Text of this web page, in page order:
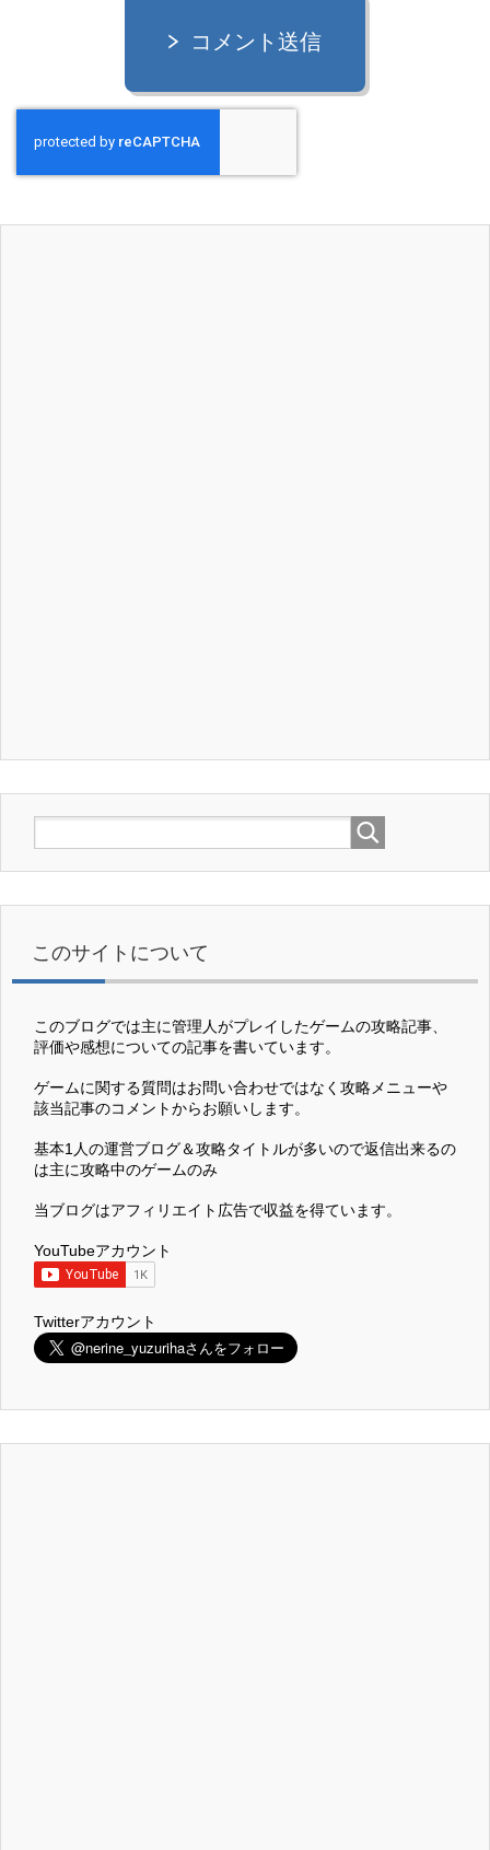
コメント送信
このサイトについて
このブログでは主に管理人がプレイしたゲームの攻略記事、
評価や感想についての記事を書いています。
ゲームに関する質問はお問い合わせではなく攻略メニューや
該当記事のコメントからお願いします。
基本1人の運営ブログ＆攻略タイトルが多いので返信出来るの
は主に攻略中のゲームのみ
当ブログはアフィリエイト広告で収益を得ています。
YouTubeアカウント
Twitterアカウント